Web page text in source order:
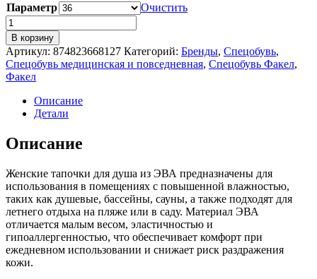
Параметр
Очистить
Количество
товара
Тапочки
для
душа
женские
ЭВА
В корзину
Артикул: 874823668127 Категорий: Бренды, Спецобувь,
Спецобувь медицинская и повседневная, Спецобувь Факел,
Факел
Описание
Детали
Описание
Женские тапочки для душа из ЭВА предназначены для
использования в помещениях с повышенной влажностью,
таких как душевые, бассейны, сауны, а также подходят для
летнего отдыха на пляже или в саду. Материал ЭВА
отличается малым весом, эластичностью и
гипоаллергенностью, что обеспечивает комфорт при
ежедневном использовании и снижает риск раздражения
кожи.